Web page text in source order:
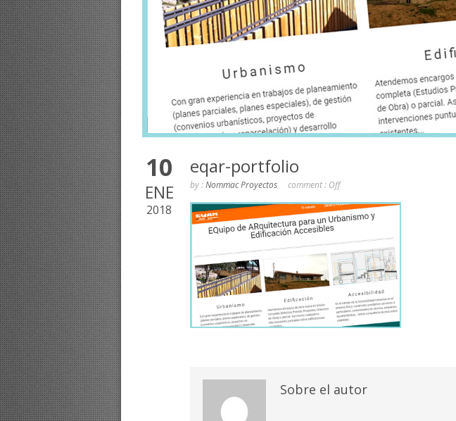
10
ENE
2018
eqar-portfolio
by :Nommac Proyectos comment : Off
Sobre el autor